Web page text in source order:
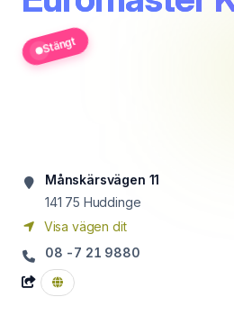
Stängt
Månskärsvägen 11
141 75 Huddinge
Visa vägen dit
08 -7 21 9880